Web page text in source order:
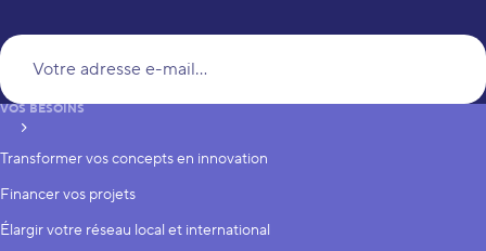
S’inscrire
VOS BESOINS
Transformer vos concepts en innovation
Financer vos projets
Élargir votre réseau local et international